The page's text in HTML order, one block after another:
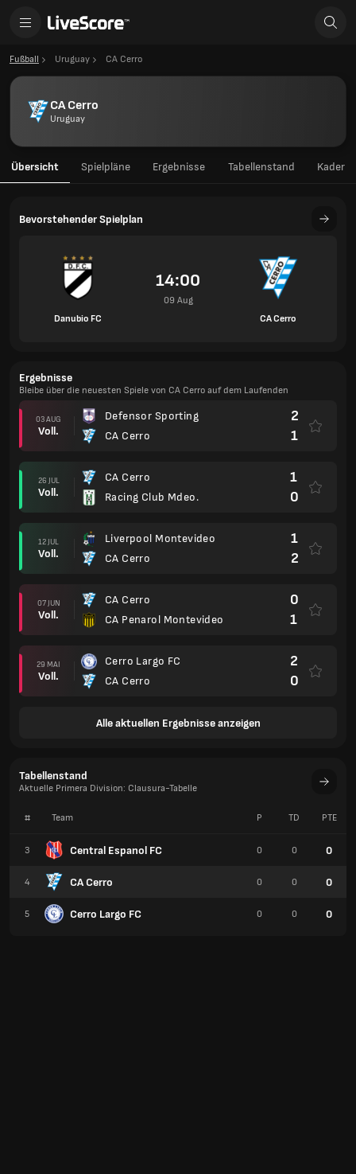
Fußball Uruguay CA Cerro
CA Cerro
Uruguay
Übersicht Spielpläne Ergebnisse Tabellenstand Kader
Bevorstehender Spielplan
Danubio FC
14:00
09 Aug
CA Cerro
Ergebnisse
Bleibe über die neuesten Spiele von CA Cerro auf dem Laufenden
03 AUG
Voll.
Defensor Sporting
CA Cerro
2
1
26 JUL
Voll.
CA Cerro
Racing Club Mdeo.
1
0
12 JUL
Voll.
Liverpool Montevideo
CA Cerro
1
2
07 JUN
Voll.
CA Cerro
CA Penarol Montevideo
0
1
29 MAI
Voll.
Cerro Largo FC
CA Cerro
2
0
Alle aktuellen Ergebnisse anzeigen
Tabellenstand
Aktuelle Primera Division: Clausura-Tabelle
# Team
3 Central Espanol FC
4 CA Cerro
5 Cerro Largo FC
P TD PTE
0 0 0
0 0 0
0 0 0